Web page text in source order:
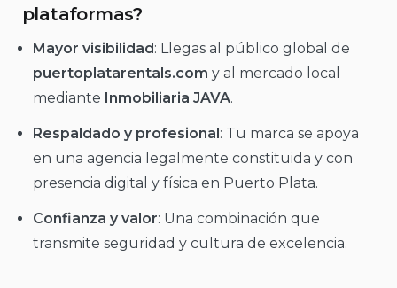
plataformas?
Mayor visibilidad: Llegas al público global de
puertoplatarentals.com y al mercado local
mediante Inmobiliaria JAVA.
Respaldado y profesional: Tu marca se apoya
en una agencia legalmente constituida y con
presencia digital y física en Puerto Plata.
Confianza y valor: Una combinación que
transmite seguridad y cultura de excelencia.